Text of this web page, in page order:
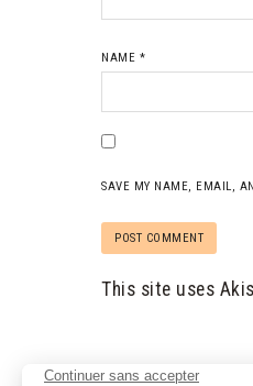
NAME *
SAVE MY NAME, EMAIL,
This site uses